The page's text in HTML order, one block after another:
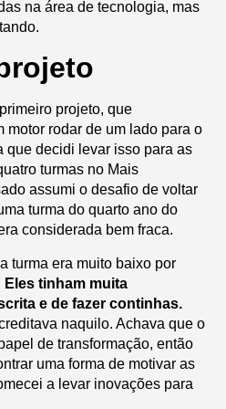
na área de tecnologia, mas
projeto, que
motor rodar de um lado para o
que decidi levar isso para as
turmas no Mais
assumi o desafio de voltar
turma do quarto ano do
considerada bem fraca.
turma era muito baixo por
Eles tinham muita
e de fazer continhas.
naquilo. Achava que o
de transformação, então
uma forma de motivar as
a levar inovações para